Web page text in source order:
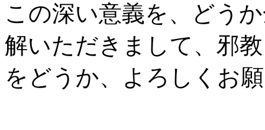
この深い意義を、どう
解いただきまして、邪
をどうか、よろしくお